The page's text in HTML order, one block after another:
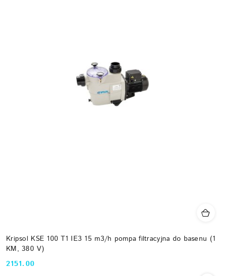
Kripsol KSE 100 T1 IE3 15 m3/h pompa filtracyjna do basenu (1
KM, 380 V)
Cena:
2151.00